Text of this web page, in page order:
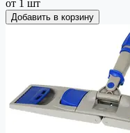
от 1 шт
Добавить в корзину